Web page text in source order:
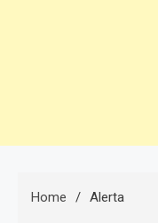
Home Alerta